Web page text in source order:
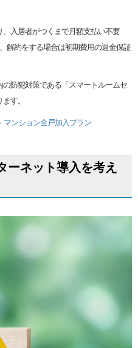
、入居者がつくまで月額支払い不要
解約をする場合は初期費用の返金保証
防犯対策である「スマートルームセ
す。
ンション全戸加入プラン
ーネット導入を考え